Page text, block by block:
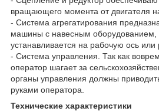
вращающего момента от двигателя
- Система агрегатирования
машины с навесным оборудованием,
устанавливается на рабочую ось или
- Система управления. Так как
оператор шагает за
органы управления должны
руками оператора.
Технические характеристики